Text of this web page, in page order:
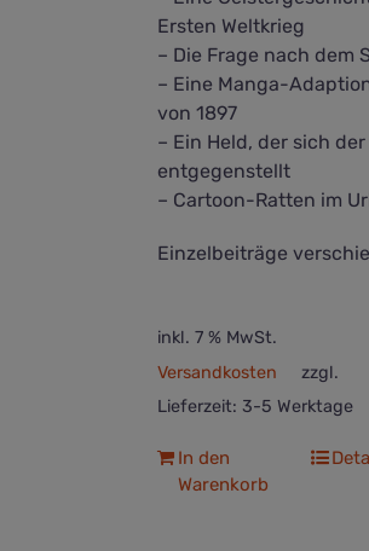
Ersten Weltkrieg
– Die Frage nach dem
– Eine Manga-
von 1897
– Ein Held, der sich
entgegenstellt
– Cartoon-Ratten im
Einzelbeiträge
inkl. 7 % MwSt.
zzgl.
Versandkosten
Lieferzeit: 3-5 Werktage
In den
Warenkorb